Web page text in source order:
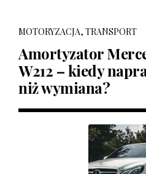
MOTORYZACJA, TRANSPORT
Amortyzator
W212 – kiedy
niż wymiana?